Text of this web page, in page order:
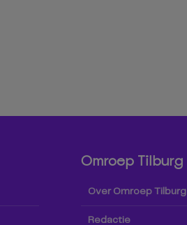
Omroep Tilburg
Over Omroep Tilburg
Redactie